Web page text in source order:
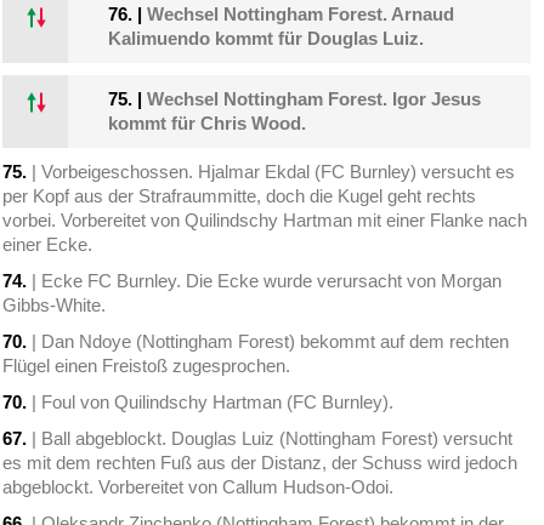
76. |Wechsel Nottingham Forest. Arnaud
Kalimuendo kommt für Douglas Luiz.
75. |Wechsel Nottingham Forest. Igor Jesus
kommt für Chris Wood.
75. | Vorbeigeschossen. Hjalmar Ekdal (FC Burnley) versucht es
per Kopf aus der Strafraummitte, doch die Kugel geht rechts
vorbei. Vorbereitet von Quilindschy Hartman mit einer Flanke nach
einer Ecke.
74. | Ecke FC Burnley. Die Ecke wurde verursacht von Morgan
Gibbs-White.
70. | Dan Ndoye (Nottingham Forest) bekommt auf dem rechten
Flügel einen Freistoß zugesprochen.
70. | Foul von Quilindschy Hartman (FC Burnley).
67. | Ball abgeblockt. Douglas Luiz (Nottingham Forest) versucht
es mit dem rechten Fuß aus der Distanz, der Schuss wird jedoch
abgeblockt. Vorbereitet von Callum Hudson-Odoi.